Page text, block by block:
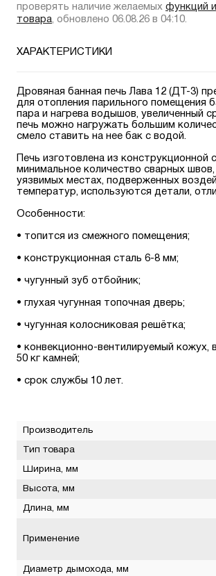
проверять наличие желаемых функций
товара, обновлено 06.08.26 в 04:10.
ХАРАКТЕРИСТИКИ
Дровяная банная печь Лава 12 (ДТ-3)
для отопления парильного помещения
пара и нагрева водышов, увеличенный
печь можно нагружать большим
смело ставить на нее бак с водой.
Печь изготовлена из конструкционной
минимальное количество сварных
уязвимых местах, подверженных
температур, используются детали,
Особенности:
• топится из смежного помещения;
• конструкционная сталь 6-8 мм;
• чугунный зуб отбойник;
• глухая чугунная топочная дверь;
• чугунная колосниковая решётка;
• конвекционно-вентилируемый
50 кг камней;
• срок службы 10 лет.
Производитель
Тип товара
Ширина, мм
Высота, мм
Длина, мм
Применение
Диаметр дымохода, мм